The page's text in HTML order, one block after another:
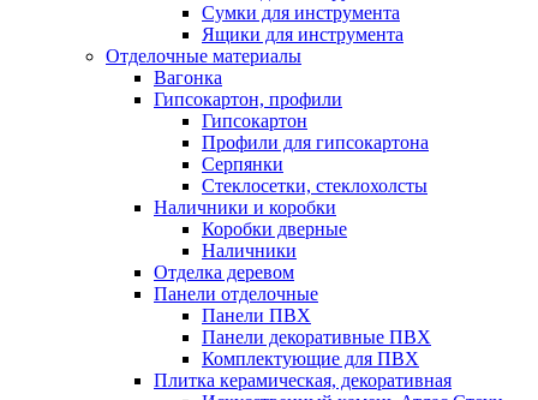
Сумки для инструмента
Ящики для инструмента
Отделочные материалы
Вагонка
Гипсокартон, профили
Гипсокартон
Профили для гипсокартона
Серпянки
Стеклосетки, стеклохолсты
Наличники и коробки
Коробки дверные
Наличники
Отделка деревом
Панели отделочные
Панели ПВХ
Панели декоративные ПВХ
Комплектующие для ПВХ
Плитка керамическая, декоративная